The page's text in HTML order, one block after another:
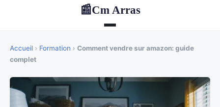
📰Cm Arras
Accueil › Formation › Comment vendre sur amazon: guide
complet